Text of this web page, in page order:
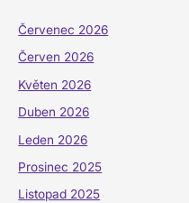
Červenec 2026
Červen 2026
Květen 2026
Duben 2026
Leden 2026
Prosinec 2025
Listopad 2025